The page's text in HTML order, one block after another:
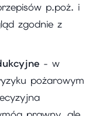
p.poż. i
zgodnie z
- w
pożarowym